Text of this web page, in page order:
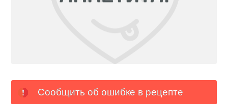
Сообщить об ошибке в рецепте